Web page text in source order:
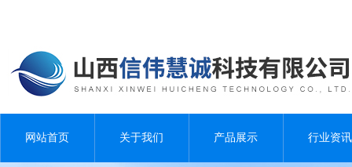
网站首页 关于我们 产品展示 行业资讯